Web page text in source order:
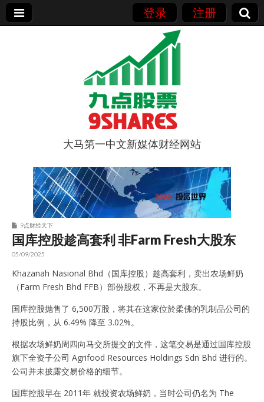
登录 注册
9点股票
大马第一中文新媒体财经网站
9点财经天下
国库控股趁高套利 非Farm Fresh大股东
05/09/2025
Khazanah Nasional Bhd（国库控股）趁高套利，卖出农场鲜奶
（Farm Fresh Bhd FFB）部份股权，不再是大股东。
国库控股抛售了 6,500万股，将其在这家位於柔佛的乳制品公司的
持股比例，从 6.49% 降至 3.02%。
根据农场鲜奶周四向马交所提交的文件，这笔交易是通过国库控股
旗下全资子公司 Agrifood Resources Holdings Sdn Bhd 进行的。
公司并未披露交易价格的细节。
国库控股早在 2011年 就投资农场鲜奶，当时公司仍名为 The